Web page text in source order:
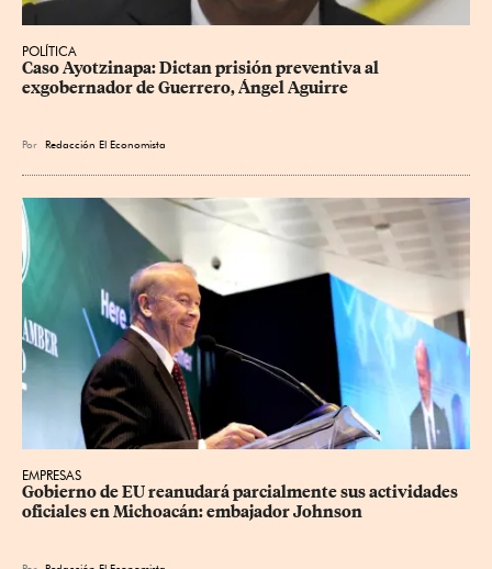
POLÍTICA
Caso Ayotzinapa: Dictan prisión preventiva al
exgobernador de Guerrero, Ángel Aguirre
Por Redacción El Economista
EMPRESAS
Gobierno de EU reanudará parcialmente sus actividades
oficiales en Michoacán: embajador Johnson